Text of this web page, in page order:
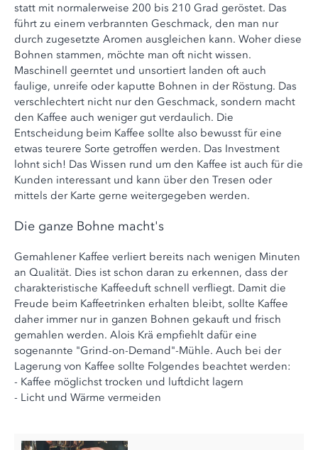
statt mit normalerweise 200 bis 210 Grad geröstet. Das
führt zu einem verbrannten Geschmack, den man nur
durch zugesetzte Aromen ausgleichen kann. Woher diese
Bohnen stammen, möchte man oft nicht wissen.
Maschinell geerntet und unsortiert landen oft auch
faulige, unreife oder kaputte Bohnen in der Röstung. Das
verschlechtert nicht nur den Geschmack, sondern macht
den Kaffee auch weniger gut verdaulich. Die
Entscheidung beim Kaffee sollte also bewusst für eine
etwas teurere Sorte getroffen werden. Das Investment
lohnt sich! Das Wissen rund um den Kaffee ist auch für die
Kunden interessant und kann über den Tresen oder
mittels der Karte gerne weitergegeben werden.
Die ganze Bohne macht's
Gemahlener Kaffee verliert bereits nach wenigen Minuten
an Qualität. Dies ist schon daran zu erkennen, dass der
charakteristische Kaffeeduft schnell verfliegt. Damit die
Freude beim Kaffeetrinken erhalten bleibt, sollte Kaffee
daher immer nur in ganzen Bohnen gekauft und frisch
gemahlen werden. Alois Krä empfiehlt dafür eine
sogenannte "Grind-on-Demand"-Mühle. Auch bei der
Lagerung von Kaffee sollte Folgendes beachtet werden:
- Kaffee möglichst trocken und luftdicht lagern
- Licht und Wärme vermeiden